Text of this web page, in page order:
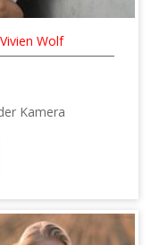
Wolf
Kamera